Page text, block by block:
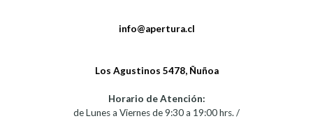
info@apertura.cl
Los Agustinos 5478, Ñuñoa
Horario de Atención:
de Lunes a Viernes de 9:30 a 19:00 hrs. /